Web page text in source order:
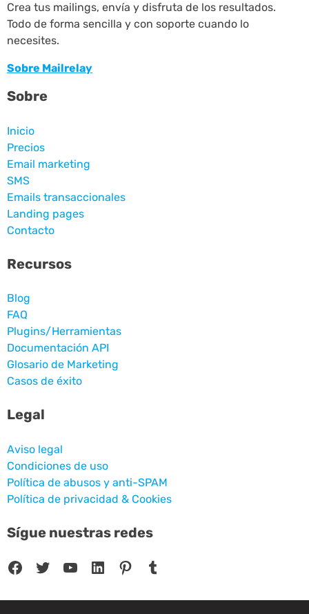
Crea tus mailings, envía y disfruta de los resultados.
Todo de forma sencilla y con soporte cuando lo
necesites.
Sobre Mailrelay
Sobre
Inicio
Precios
Email marketing
SMS
Emails transaccionales
Landing pages
Contacto
Recursos
Blog
FAQ
Plugins/Herramientas
Documentación API
Glosario de Marketing
Casos de éxito
Legal
Aviso legal
Condiciones de uso
Política de abusos y anti-SPAM
Política de privacidad & Cookies
Sígue nuestras redes
Facebook Twitter YouTube LinkedIn Pinterest Tumblr